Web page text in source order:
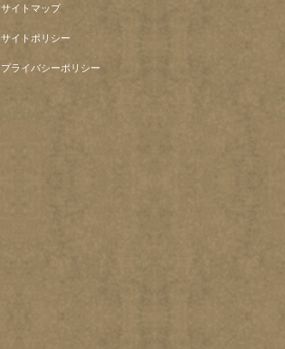
サイトマップ
サイトポリシー
プライバシーポリシー